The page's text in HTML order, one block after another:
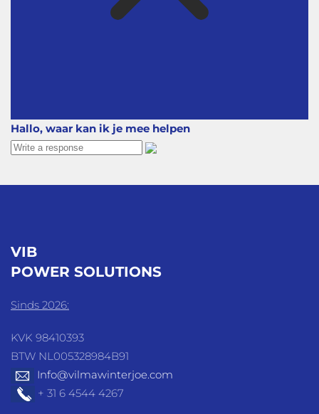
Hallo, waar kan ik je mee helpen
VIB
POWER SOLUTIONS
Sinds 2026:
KVK 98410393
BTW NL005328984B91
Info@vilmawinterjoe.com
+ 31 6 4544 4267